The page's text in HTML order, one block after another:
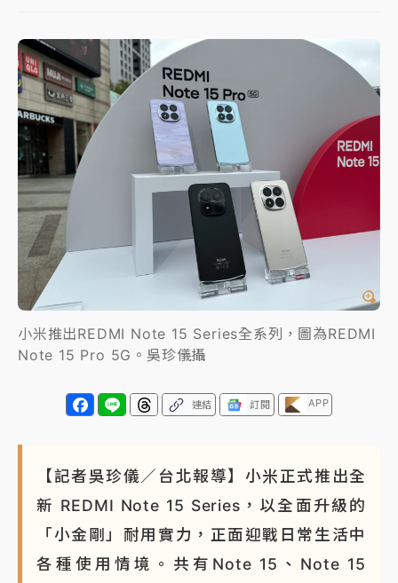
中租控股7月營收創今年新高 前7月獲利成長6%
獨家｜
和欣客運總裁逝世！少東涉洗錢遭收押 戴手銬
腳鐐提前奔靈堂畫面曝
處置制度大變革！ 證交所今起縮短股票「關禁閉」天
數與撮合時間
才續任就飛美國大學面試 清大校長高為元致歉：機會
到來時引起我的好奇
白海豚颱風解除海警 西南風來了！4縣市大雨特報、各
地午後雷雨
分析｜ 7月營收甫首破單月9000億元下半年續旺指
標？ 鴻海本週法說法人關注的四大重點
NBA｜ 傳奇名帥驚傳離世！曾以「瘋狂籃球」震撼聯
盟 兩大愛徒向他致
小米推出REDMI Note 15 Series全系列，圖為REDMI
Note 15 Pro 5G。吳珍儀攝
連結 訂閱 APP
【記者吳珍儀／台北報導】小米正式推出全
新 REDMI Note 15 Series，以全面升級的
「小金剛」耐用實力，正面迎戰日常生活中
各種使用情境。共有Note 15、Note 15